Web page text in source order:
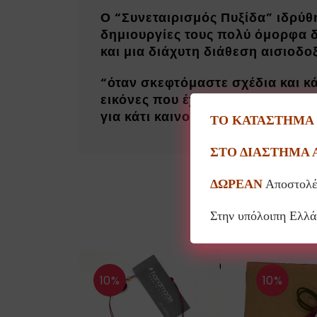
Ο “Συνεταιρισμός Πυξίδα”
δημιουργίες τους πολύ όμορφα
και μια διάχυτη διάθεση
“όταν σκεφτόμαστε σχέδια
εικόνες που έχουμε στο μυαλό
για κάτι καινούργιο, τις
10% 10%
ΤΟ ΚΑΤΑΣΤΗΜΑ
ΣΤΟ ΔΙΑΣΤΗΜΑ
ΔΩΡΕΑΝ
Στην υπόλοιπη